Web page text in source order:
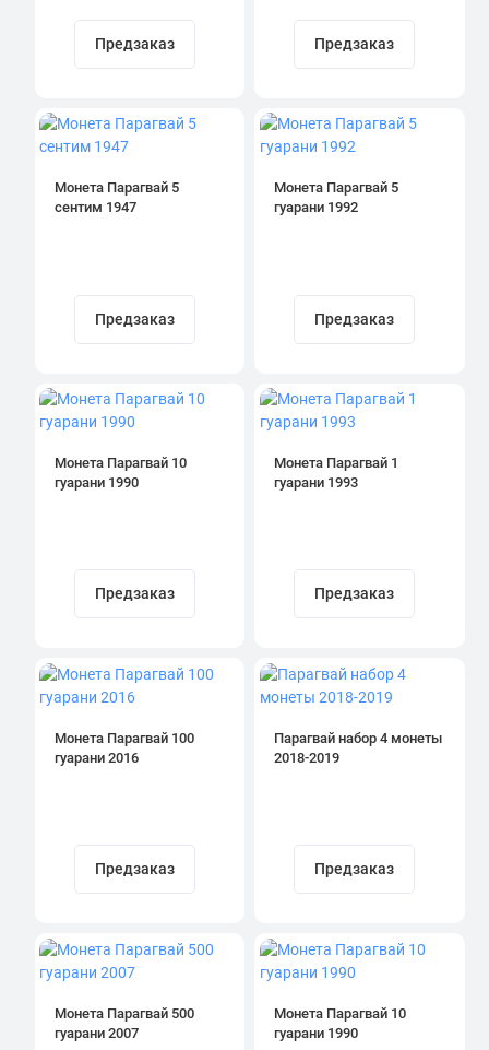
Предзаказ Предзаказ
Монета Парагвай 5
сентим 1947
Предзаказ
Монета Парагвай 5
гуарани 1992
Предзаказ
Монета Парагвай 10
гуарани 1990
Предзаказ
Монета Парагвай 1
гуарани 1993
Предзаказ
Монета Парагвай 100
гуарани 2016
Предзаказ
Парагвай набор 4 монеты
2018-2019
Предзаказ
Монета Парагвай 500
гуарани 2007
Монета Парагвай 10
гуарани 1990